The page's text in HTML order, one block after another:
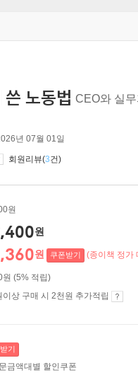
노동법 CEO와 실
년 07월 01일
회원리뷰(3건)
원
원
원 쿠폰받기 (종이책 정가
원 (5% 적립)
이상 구매 시 2천원 추가적립
기
금액대별 할인쿠폰